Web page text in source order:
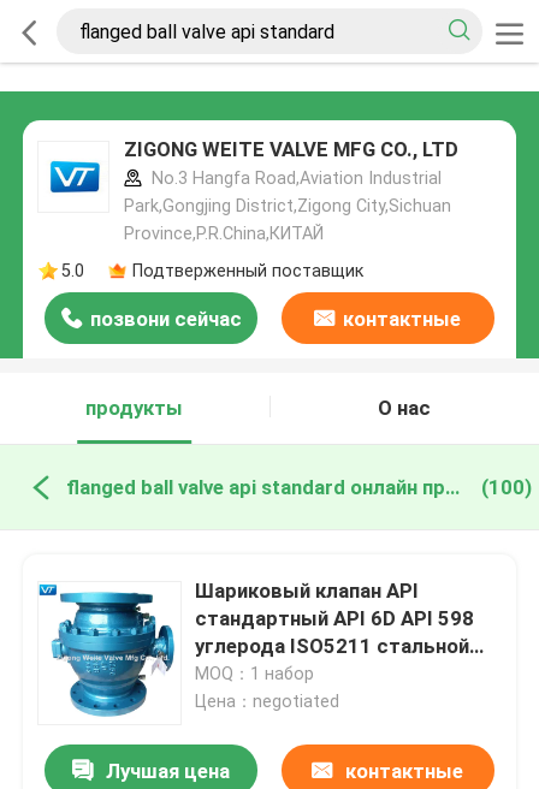
ZIGONG WEITE VALVE MFG CO., LTD
No.3 Hangfa Road,Aviation Industrial
Park,Gongjing District,Zigong City,Sichuan
Province,P.R.China,КИТАЙ
5.0
Подтверженный поставщик
позвони сейчас контактные
продукты
О нас
flanged ball valve api standard онлайн производство (100)
Шариковый клапан API
стандартный API 6D API 598
углерода ISO5211 стальной
служить фланцем
MOQ：1 набор
Цена：negotiated
Лучшая цена контактные